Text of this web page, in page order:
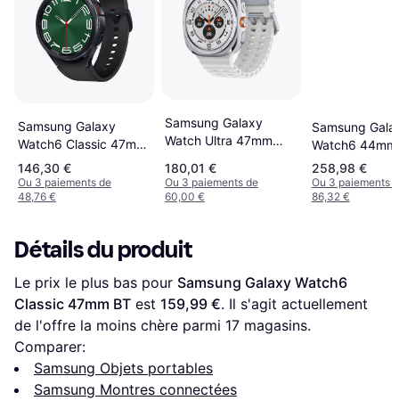
Samsung Galaxy
Watch6 Classic 47mm
4G
146,30 €
Ou 3 paiements de
48,76 €
Samsung Galaxy
Watch Ultra 47mm
180,01 €
Ou 3 paiements de
60,00 €
Samsung
Watch6 44mm
258,98 €
Ou 3 paiements
86,32 €
Détails du produit
Le prix le plus bas pour Samsung Galaxy Watch6
Classic 47mm BT est 159,99 €. Il s'agit actuellement
de l'offre la moins chère parmi 17 magasins.
Comparer:
Samsung Objets portables
Samsung Montres connectées